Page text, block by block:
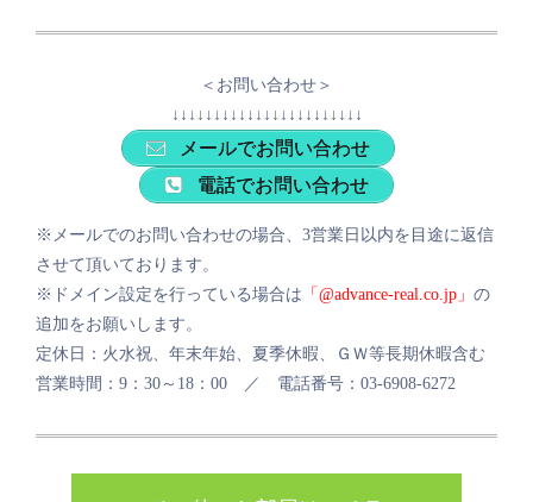
＜お問い合わせ＞
↓↓↓↓↓↓↓↓↓↓↓↓↓↓↓↓↓↓↓↓↓↓↓
メールでお問い合わせ
電話でお問い合わせ
※メールでのお問い合わせの場合、3営業日以内を目途に返信
させて頂いております。
※ドメイン設定を行っている場合は 「@advance-real.co.jp」 の
追加をお願いします。
定休日：火水祝、年末年始、夏季休暇、ＧＷ等長期休暇含む
営業時間：9：30～18：00 ／ 電話番号：03-6908-6272